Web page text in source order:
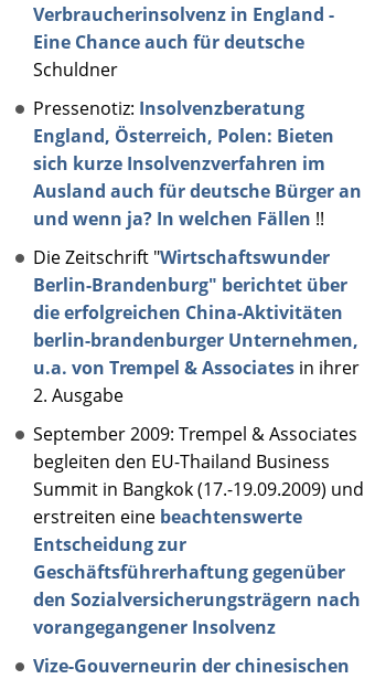
Verbraucherinsolvenz in England -
Eine Chance auch für deutsche
Schuldner
Pressenotiz: Insolvenzberatung
England, Österreich, Polen: Bieten
sich kurze Insolvenzverfahren im
Ausland auch für deutsche Bürger an
und wenn ja? In welchen Fällen !!
Die Zeitschrift "Wirtschaftswunder
Berlin-Brandenburg" berichtet über
die erfolgreichen China-Aktivitäten
berlin-brandenburger Unternehmen,
u.a. von Trempel & Associates in ihrer
2. Ausgabe
September 2009: Trempel & Associates
begleiten den EU-Thailand Business
Summit in Bangkok (17.-19.09.2009) und
erstreiten eine beachtenswerte
Entscheidung zur
Geschäftsführerhaftung gegenüber
den Sozialversicherungsträgern nach
vorangegangener Insolvenz
Vize-Gouverneurin der chinesischen